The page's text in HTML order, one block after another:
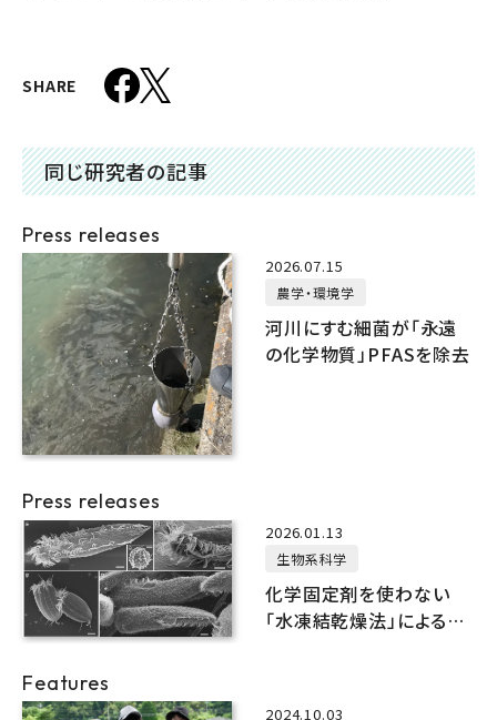
SHARE
同じ研究者の記事
Press releases
2026.07.15
農学・環境学
河川にすむ細菌が「永遠
の化学物質」PFASを除去
Press releases
2026.01.13
生物系科学
化学固定剤を使わない
「水凍結乾燥法」による生
Features
2024.10.03